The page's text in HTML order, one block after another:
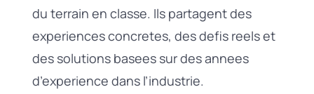
du terrain en classe. Ils partagent des
experiences concretes, des defis reels et
des solutions basees sur des annees
d’experience dans l’industrie.